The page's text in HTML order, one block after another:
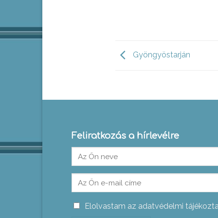
Gyöngyöstarján
Feliratkozás a hírlevélre
Elolvastam az adatvédelmi